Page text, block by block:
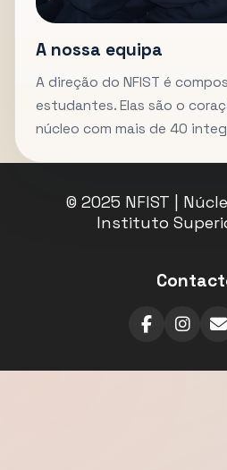
A nossa equipa
A direção do NFIST é
estudantes. Elas são o
núcleo com mais de 40
© 2025 NFIST |
Instituto